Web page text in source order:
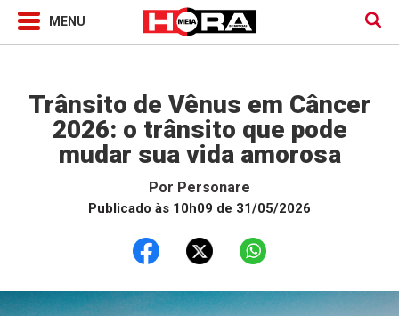
Trânsito de Vênus em Câncer
2026: o trânsito que pode
mudar sua vida amorosa
Por Personare
Publicado às 10h09 de 31/05/2026